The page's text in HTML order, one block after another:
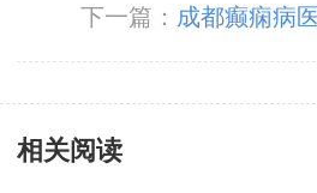
下一篇： 成都癫痫病
的方法
相关阅读